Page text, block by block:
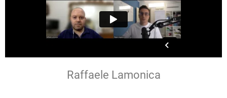
Raffaele Lamonica